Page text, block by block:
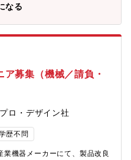
械は、日用品（食品、医薬
、国内外を問わず幅広く特注
る中で、売上高200億円を超え
技術力同業他社で技術的に対
おります。技術面での要求レ
ど、内製化が進んでいる状況
す。
なる
ア募集（機械／請負・
ロ・デザイン社
歴不問
機器メーカーにて、製品改良